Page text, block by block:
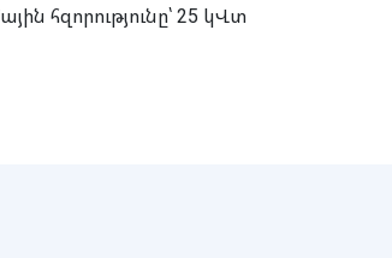
հզորությունը՝ 25 կՎտ